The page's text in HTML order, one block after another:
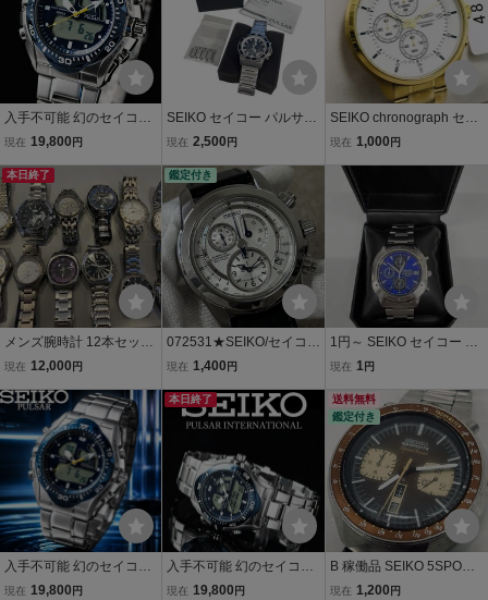
入手不可能 幻のセイコー
PULSAR 未使用 貴重なデ
ド・デジアナ100m防水ク
ロノグラフ 腕時計 逆輸入
パルサーSEIKO
現在 19,800 円
SEIKO セイコー パルサー
ダイバー クロノグラフ ク
動作未確認 ■中古品■ZKM
10617ZC
現在 2,500 円
SEIKO chronograph セイ
コー クロノグラフ 腕時計
ド クオーツ quartz
現在 1,000 円
本日終了
メンズ腕時計 12本セット
SEIKO CITIZEN REGUNO
ズン
現在 12,000 円
鑑定付き
072531★SEIKO/セイコー
★PROSPEX/プロスペッ
ック★クロノグラフ★7L2
2-0AC0★自動巻★メンズ
現在 1,400 円
1円～ SEIKO セイコー V6
57-9060 クロノグラフ 腕
盤 時計
現在 1 円
入手不可能 幻のセイコー
PULSAR 未使用 貴重なデ
現在 19,800 円
本日終了
入手不可能 幻のセイコー
PULSAR 未使用 貴重なデ
現在 19,800 円
送料無料
鑑定付き
B 稼働品 SEIKO 5SPORT
S Speed-Timer 6138-004
現在 1,200 円